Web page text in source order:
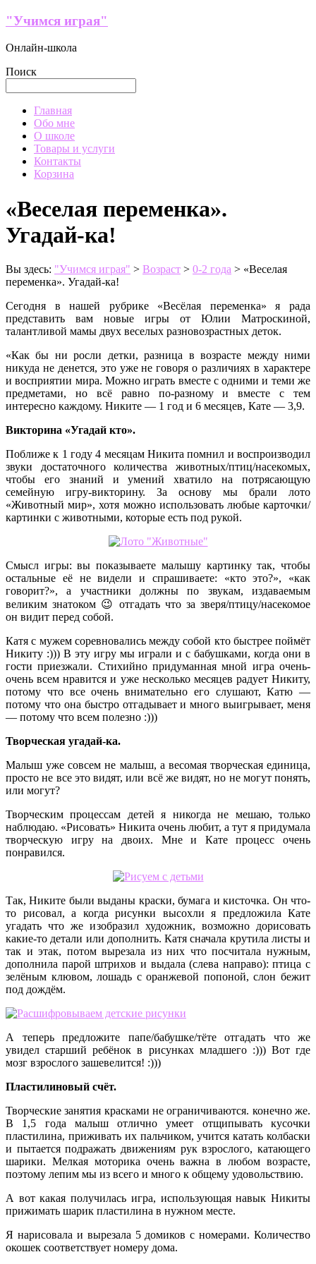
Перейти
содержимому
"Учимся играя"
Онлайн-школа
Поиск
МенюГлавная
Обо мне
О школе
Товары и услуги
Контакты
Корзина
«Веселая переменка».
Угадай-ка!
Вы здесь: "Учимся играя" > Возраст > 0-2 года > «Веселая
переменка». Угадай-ка!
Сегодня в нашей рубрике «Весёлая переменка» я рада
представить вам новые игры от Юлии Матроскиной,
талантливой мамы двух веселых разновозрастных деток.
«Как бы ни росли детки, разница в возрасте между ними
никуда не денется, это уже не говоря о различиях в характере
и восприятии мира. Можно играть вместе с одними и теми же
предметами, но всё равно по-разному и вместе с тем
интересно каждому. Никите — 1 год и 6 месяцев, Кате — 3,9.
Викторина «Угадай кто».
Поближе к 1 году 4 месяцам Никита помнил и воспроизводил
звуки достаточного количества животных/птиц/насекомых,
чтобы его знаний и умений хватило на потрясающую
семейную игру-викторину. За основу мы брали лото
«Животный мир», хотя можно использовать любые карточки/
картинки с животными, которые есть под рукой.
Смысл игры: вы показываете малышу картинку так, чтобы
остальные её не видели и спрашиваете: «кто это?», «как
говорит?», а участники должны по звукам, издаваемым
великим знатоком 😉 отгадать что за зверя/птицу/насекомое
он видит перед собой.
Катя с мужем соревновались между собой кто быстрее поймёт
Никиту :))) В эту игру мы играли и с бабушками, когда они в
гости приезжали. Стихийно придуманная мной игра очень-
очень всем нравится и уже несколько месяцев радует Никиту,
потому что все очень внимательно его слушают, Катю —
потому что она быстро отгадывает и много выигрывает, меня
— потому что всем полезно :)))
Творческая угадай-ка.
Малыш уже совсем не малыш, а весомая творческая единица,
просто не все это видят, или всё же видят, но не могут понять,
или могут?
Творческим процессам детей я никогда не мешаю, только
наблюдаю. «Рисовать» Никита очень любит, а тут я придумала
творческую игру на двоих. Мне и Кате процесс очень
понравился.
Так, Никите были выданы краски, бумага и кисточка. Он что-
то рисовал, а когда рисунки высохли я предложила Кате
угадать что же изобразил художник, возможно дорисовать
какие-то детали или дополнить. Катя сначала крутила листы и
так и этак, потом вырезала из них что посчитала нужным,
дополнила парой штрихов и выдала (слева направо): птица с
зелёным клювом, лошадь с оранжевой попоной, слон бежит
под дождём.
А теперь предложите папе/бабушке/тёте отгадать что же
увидел старший ребёнок в рисунках младшего :))) Вот где
мозг взрослого зашевелится! :)))
Пластилиновый счёт.
Творческие занятия красками не ограничиваются. конечно же.
В 1,5 года малыш отлично умеет отщипывать кусочки
пластилина, приживать их пальчиком, учится катать колбаски
и пытается подражать движениям рук взрослого, катающего
шарики. Мелкая моторика очень важна в любом возрасте,
поэтому лепим мы из всего и много к общему удовольствию.
А вот какая получилась игра, использующая навык Никиты
прижимать шарик пластилина в нужном месте.
Я нарисовала и вырезала 5 домиков с номерами. Количество
окошек соответствует номеру дома.